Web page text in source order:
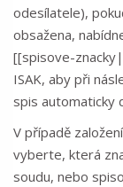
odesílatele),
obsažena,
[[spisove-
ISAK, aby při
spis automaticky
V případě
vyberte, která
soudu, nebo